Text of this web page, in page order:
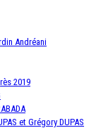
Andréani
2019
et Grégory DUPAS